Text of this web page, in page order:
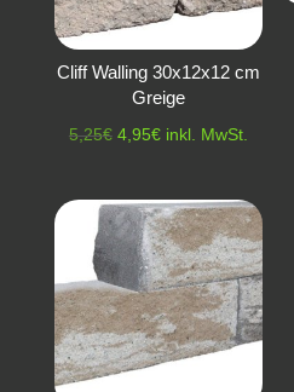
Cliff Walling 30x12x12 cm
Greige
5,25€ Ursprünglicher
war:
5,25€
4,95€Aktueller
ist:
4,95€.
inkl. MwSt.